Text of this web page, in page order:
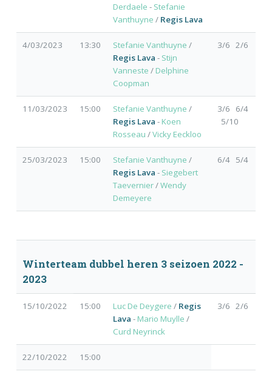
Derdaele - Stefanie
Vanthuyne / Regis Lava
4/03/2023 13:30 Stefanie Vanthuyne /
Regis Lava - Stijn
Vanneste / Delphine
Coopman
3/6 2/6
11/03/2023 15:00 Stefanie Vanthuyne /
Regis Lava - Koen
Rosseau /Vicky Eeckloo
3/6 6/4
5/10
25/03/2023 15:00 Stefanie Vanthuyne /
Regis Lava - Siegebert
Taevernier/Wendy
Demeyere
6/4 5/4
Winterteam dubbel heren 3 seizoen 2022 -
2023
15/10/2022 15:00 Luc De Deygere / Regis
Lava - Mario Muylle /
Curd Neyrinck
3/6 2/6
22/10/2022 15:00